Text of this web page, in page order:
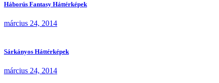
Háborús Fantasy Háttérképek
március 24, 2014
Sárkányos Háttérképek
március 24, 2014